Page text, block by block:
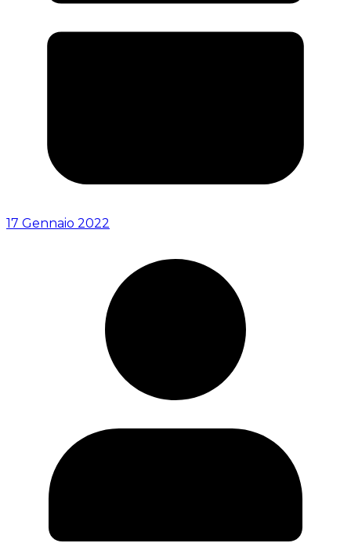
17 Gennaio 2022